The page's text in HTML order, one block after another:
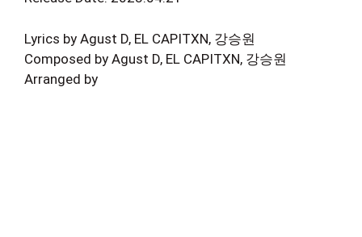
Lyrics by Agust D, EL CAPITXN, 강승원
Composed by Agust D, EL CAPITXN, 강승원
Arranged by